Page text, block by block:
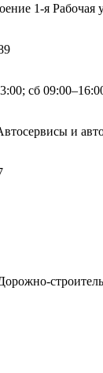
1-я Рабочая
сб
и